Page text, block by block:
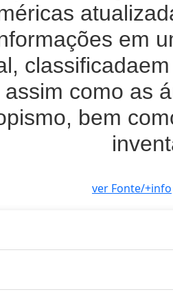
em
como as
bem
ver Fonte/+info